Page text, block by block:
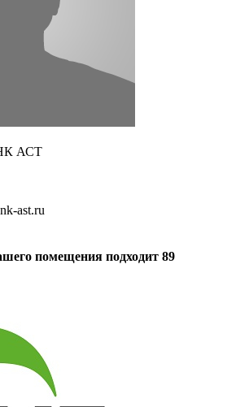
АСТ
ast.ru
помещения подходит 89